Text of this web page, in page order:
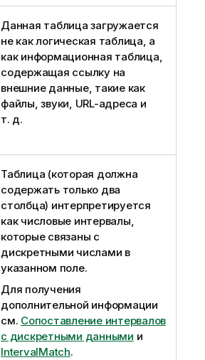
Данная таблица загружается
не как логическая таблица, а
как информационная таблица,
содержащая ссылку на
внешние данные, такие как
файлы, звуки, URL-адреса и
т. д.
Таблица (которая должна
содержать только два
столбца) интерпретируется
как числовые интервалы,
которые связаны с
дискретными числами в
указанном поле.
Для получения
дополнительной информации
см. Сопоставление интервалов
с дискретными данными и
IntervalMatch.